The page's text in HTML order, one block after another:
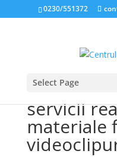
0230/551372
Select Page
Anunt
servicii
materiale